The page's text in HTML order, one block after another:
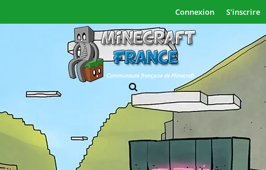
Connexion S'inscrire